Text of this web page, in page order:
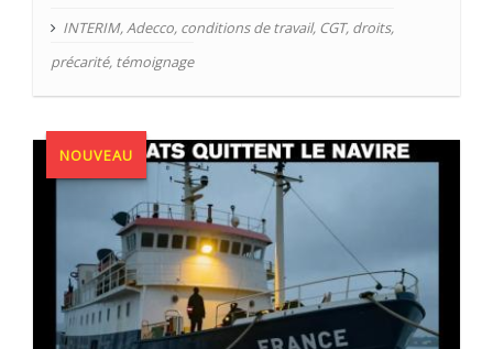
INTERIM,Adecco, conditions de travail, CGT, droits,
précarité, témoignage
NOUVEAU